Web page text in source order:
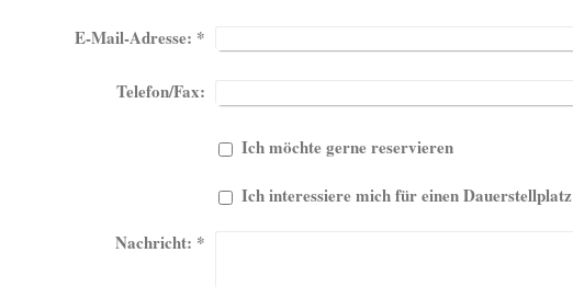
E-Mail-Adresse: *
Telefon/Fax:
Ich möchte gerne reservieren
Ich interessiere mich für einen Dauerstellplatz
Nachricht: *